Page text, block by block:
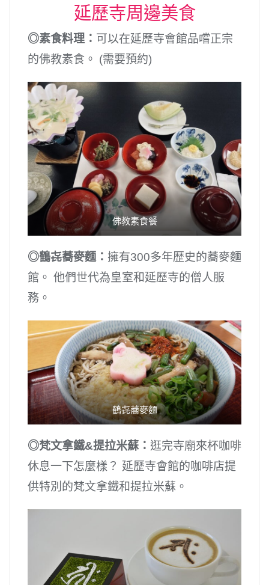
延歷寺周邊美食
◎素食料理： 可以在延歷寺會館品嚐正宗
的佛教素食。 (需要預約)
佛教素食餐
◎鶴㐂蕎麥麵： 擁有300多年歴史的蕎麥麵
館。 他們世代為皇室和延歷寺的僧人服
務。
鶴㐂蕎麥麵
◎梵文拿鐵&提拉米蘇： 逛完寺廟來杯咖啡
休息一下怎麼樣？ 延歷寺會館的咖啡店提
供特別的梵文拿鐵和提拉米蘇。